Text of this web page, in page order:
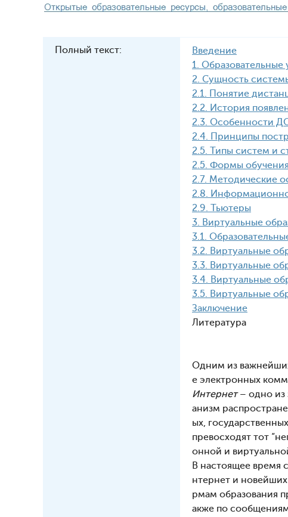
Полный текст:
Введение
1. Образовательные
2. Сущность
2.1. Понятие
2.2. История
2.3. Особенности
2.4. Принципы
2.5. Типы систем и
2.5. Формы
2.7. Методические
2.8.
2.9. Тьютеры
3. Виртуальные
3.1.
3.2. Виртуальные
3.3. Виртуальные
3.4. Виртуальные
3.5. Виртуальные
Заключение
Литература
Одним из
е электронных
Интернет– одно из
анизм
ых,
превосходят тот
онной и
В настоящее время
нтернет и
рмам образования
акже по